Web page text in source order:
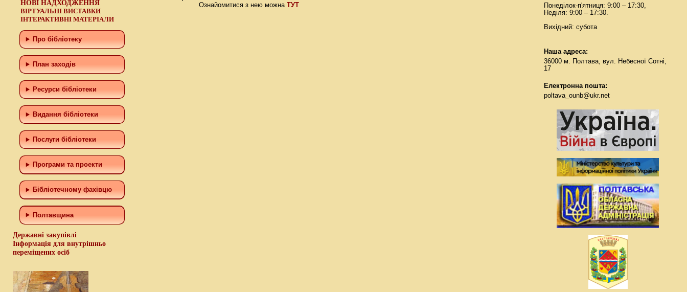
НОВІ НАДХОДЖЕННЯ
ВІРТУАЛЬНІ ВИСТАВКИ
ІНТЕРАКТИВНІ МАТЕРІАЛИ
Про бібліотеку
План заходів
Ресурси бібліотеки
Видання бібліотеки
Послуги бібліотеки
Програми та проекти
Бiблiотечному фахiвцю
Полтавщина
Державні закупівлі
Інформація для внутрішньо
переміщених осіб
Ознайомитися з нею можна ТУТ
Понеділок-п'ятниця: 9:00 – 17:30,
Неділя: 9:00 – 17:30.
Вихідний: субота
Наша адреса:
36000 м. Полтава, вул. Небесної Сотні,
17
Електронна пошта:
poltava_ounb@ukr.net